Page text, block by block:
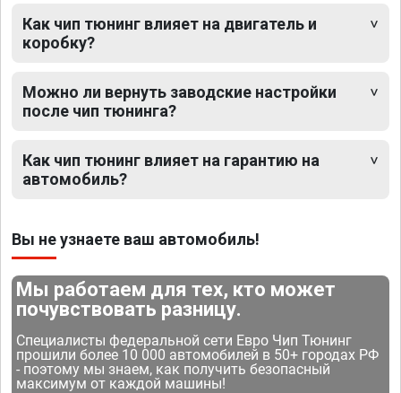
Как чип тюнинг влияет на двигатель и
коробку?
Можно ли вернуть заводские настройки
после чип тюнинга?
Как чип тюнинг влияет на гарантию на
автомобиль?
Вы не узнаете ваш автомобиль!
Мы работаем для тех, кто может
почувствовать разницу.
Специалисты федеральной сети Евро Чип Тюнинг
прошили более 10 000 автомобилей в 50+ городах РФ
- поэтому мы знаем, как получить безопасный
максимум от каждой машины!